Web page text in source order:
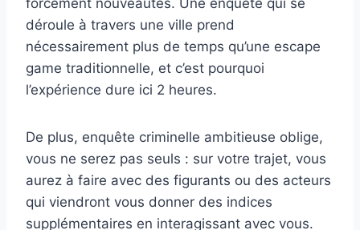
forcément nouveautés. Une enquête qui se
déroule à travers une ville prend
nécessairement plus de temps qu’une escape
game traditionnelle, et c’est pourquoi
l’expérience dure ici 2 heures.
De plus, enquête criminelle ambitieuse oblige,
vous ne serez pas seuls : sur votre trajet, vous
aurez à faire avec des figurants ou des acteurs
qui viendront vous donner des indices
supplémentaires en interagissant avec vous.